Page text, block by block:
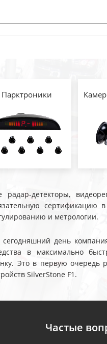
Парктроники
радар-детекторы,
сертификацию
и метрологии.
день
в максимально
Это в первую очередь
SilverStone F1.
Частые